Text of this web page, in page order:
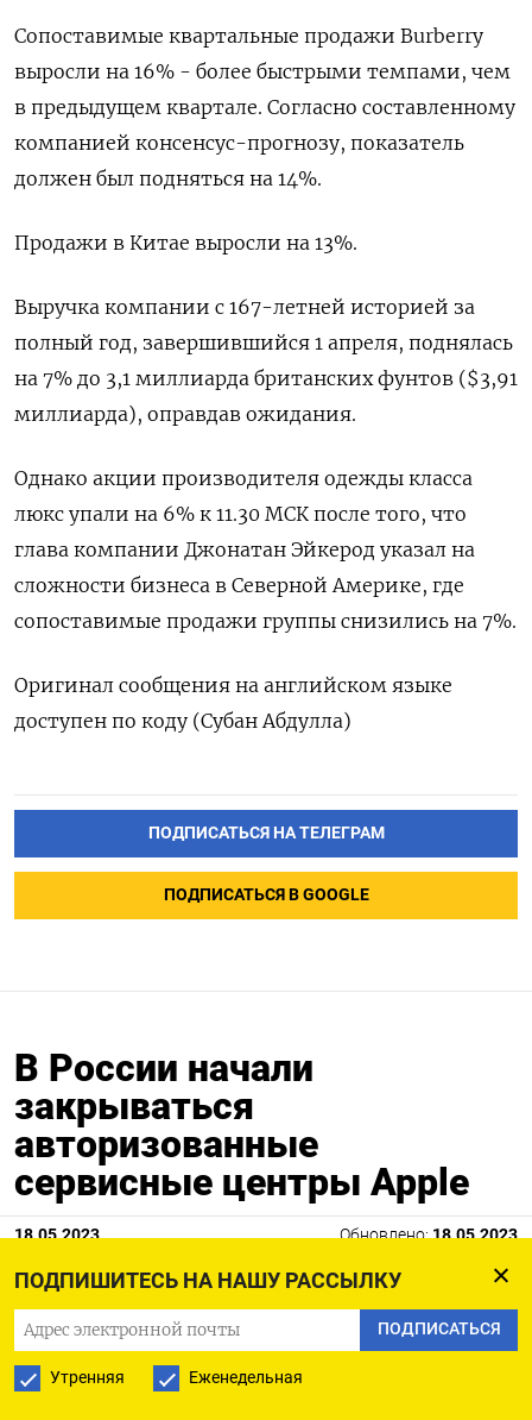
ПОДПИШИТЕСЬ НА НАШУ РАССЫЛКУ
ПОДПИСАТЬСЯ
Утренняя Еженедельная
Сопоставимые квартальные продажи Burberry
выросли на 16% - более быстрыми темпами, чем
в предыдущем квартале. Согласно составленному
компанией консенсус-прогнозу, показатель
должен был подняться на 14%.
Продажи в Китае выросли на 13%.
Выручка компании с 167-летней историей за
полный год, завершившийся 1 апреля, поднялась
на 7% до 3,1 миллиарда британских фунтов ($3,91
миллиарда), оправдав ожидания.
Однако акции производителя одежды класса
люкс упали на 6% к 11.30 МСК после того, что
глава компании Джонатан Эйкерод указал на
сложности бизнеса в Северной Америке, где
сопоставимые продажи группы снизились на 7%.
Оригинал сообщения на английском языке
доступен по коду (Субан Абдулла)
ПОДПИСАТЬСЯ НА ТЕЛЕГРАМ
ПОДПИСАТЬСЯ В GOOGLE
В России начали
закрываться
авторизованные
сервисные центры Apple
18.05.2023 Обновлено:18.05.2023